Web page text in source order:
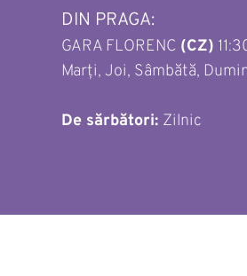
DIN PRAGA:
GARA FLORENC (CZ)
Marți, Joi, Sâmbătă,
De sărbători: Zilnic